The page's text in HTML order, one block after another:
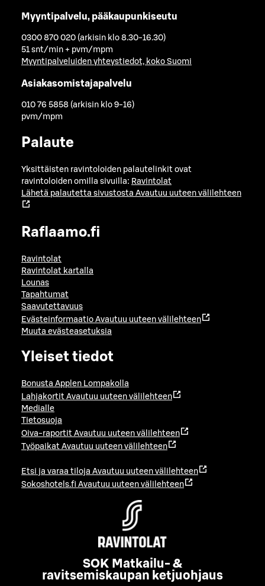
Myyntipalvelu, pääkaupunkiseutu
0300 870 020 (arkisin klo 8.30-16.30)
51 snt/min + pvm/mpm
Myyntipalveluiden yhteystiedot, koko Suomi
Asiakasomistajapalvelu
010 76 5858 (arkisin klo 9-16)
pvm/mpm
Palaute
Yksittäisten ravintoloiden palautelinkit ovat
ravintoloiden omilla sivuilla: Ravintolat
Lähetä palautetta sivustosta Avautuu uuteen välilehteen
Raflaamo.fi
Ravintolat
Ravintolat kartalla
Lounas
Tapahtumat
Saavutettavuus
Evästeinformaatio Avautuu uuteen välilehteen
Muuta evästeasetuksia
Yleiset tiedot
Bonusta Applen Lompakolla
Lahjakortit Avautuu uuteen välilehteen
Medialle
Tietosuoja
Oiva-raportit Avautuu uuteen välilehteen
Työpaikat Avautuu uuteen välilehteen
Etsi ja varaa tiloja Avautuu uuteen välilehteen
Sokoshotels.fi Avautuu uuteen välilehteen
SOK Matkailu- &
ravitsemiskaupan ketjuohjaus